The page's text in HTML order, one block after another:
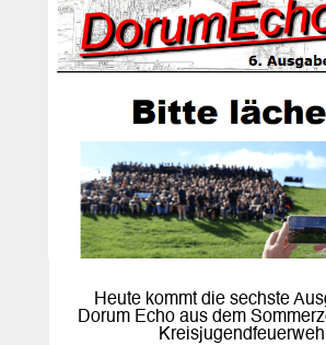
Heute kommt die sechste
Dorum Echo aus dem